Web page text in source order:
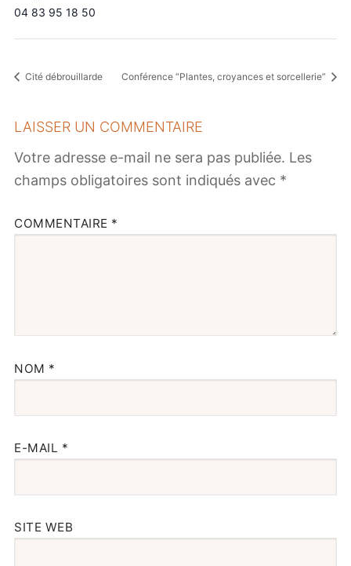
04 83 95 18 50
Cité débrouillarde Conférence “Plantes, croyances et sorcellerie”
LAISSER UN COMMENTAIRE
Votre adresse e-mail ne sera pas publiée. Les
champs obligatoires sont indiqués avec *
COMMENTAIRE *
NOM *
E-MAIL *
SITE WEB